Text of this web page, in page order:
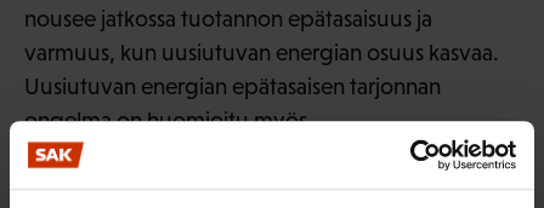
nousee jatkossa tuotannon epätasaisuus ja
varmuus, kun uusiutuvan energian osuus kasvaa.
Uusiutuvan energian epätasaisen tarjonnan
ongelma on huomioitu myös
strategialuonnoksessa, ja SAK kannattaa riittäviä
resursseja joustavien sähkömarkkinoiden selvitys-